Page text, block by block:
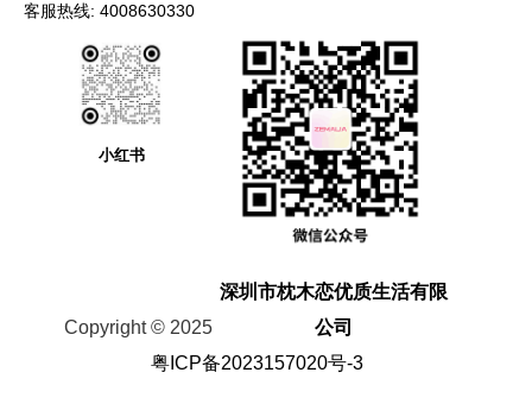
客服热线: 4008630330
小红书
Copyright © 2025
深圳市枕木恋优质生活有限
公司
粤ICP备2023157020号-3